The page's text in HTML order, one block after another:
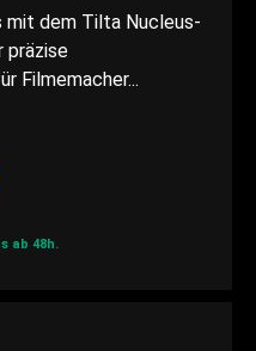
mit dem Tilta Nucleus-
präzise
Filmemacher...
ab 48h.